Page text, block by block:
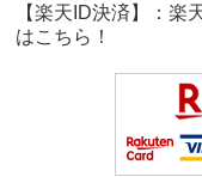
【楽天ID決済】：楽
はこちら！